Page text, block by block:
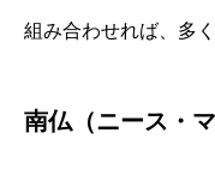
組み合わせれば、多
南仏（ニース・